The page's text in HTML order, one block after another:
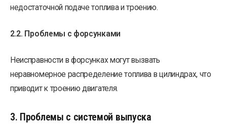
недостаточной подаче топлива и троению.
2.2. Проблемы с форсунками
Неисправности в форсунках могут вызвать
неравномерное распределение топлива в цилиндрах, что
приводит к троению двигателя.
3. Проблемы с системой выпуска